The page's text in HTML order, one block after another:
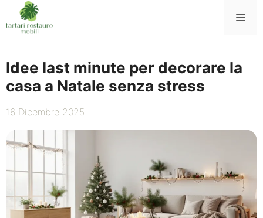
al
contenuto
Idee last minute per decorare la
casa a Natale senza stress
16 Dicembre 2025